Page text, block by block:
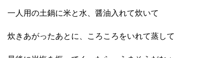
一人用の土鍋に米と水、醤油入れて炊いて
炊きあがったあとに、ころころをいれて蒸して